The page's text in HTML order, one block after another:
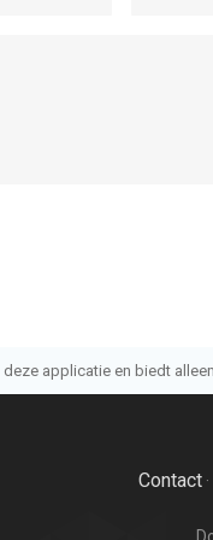
applicatie en biedt
Contact·